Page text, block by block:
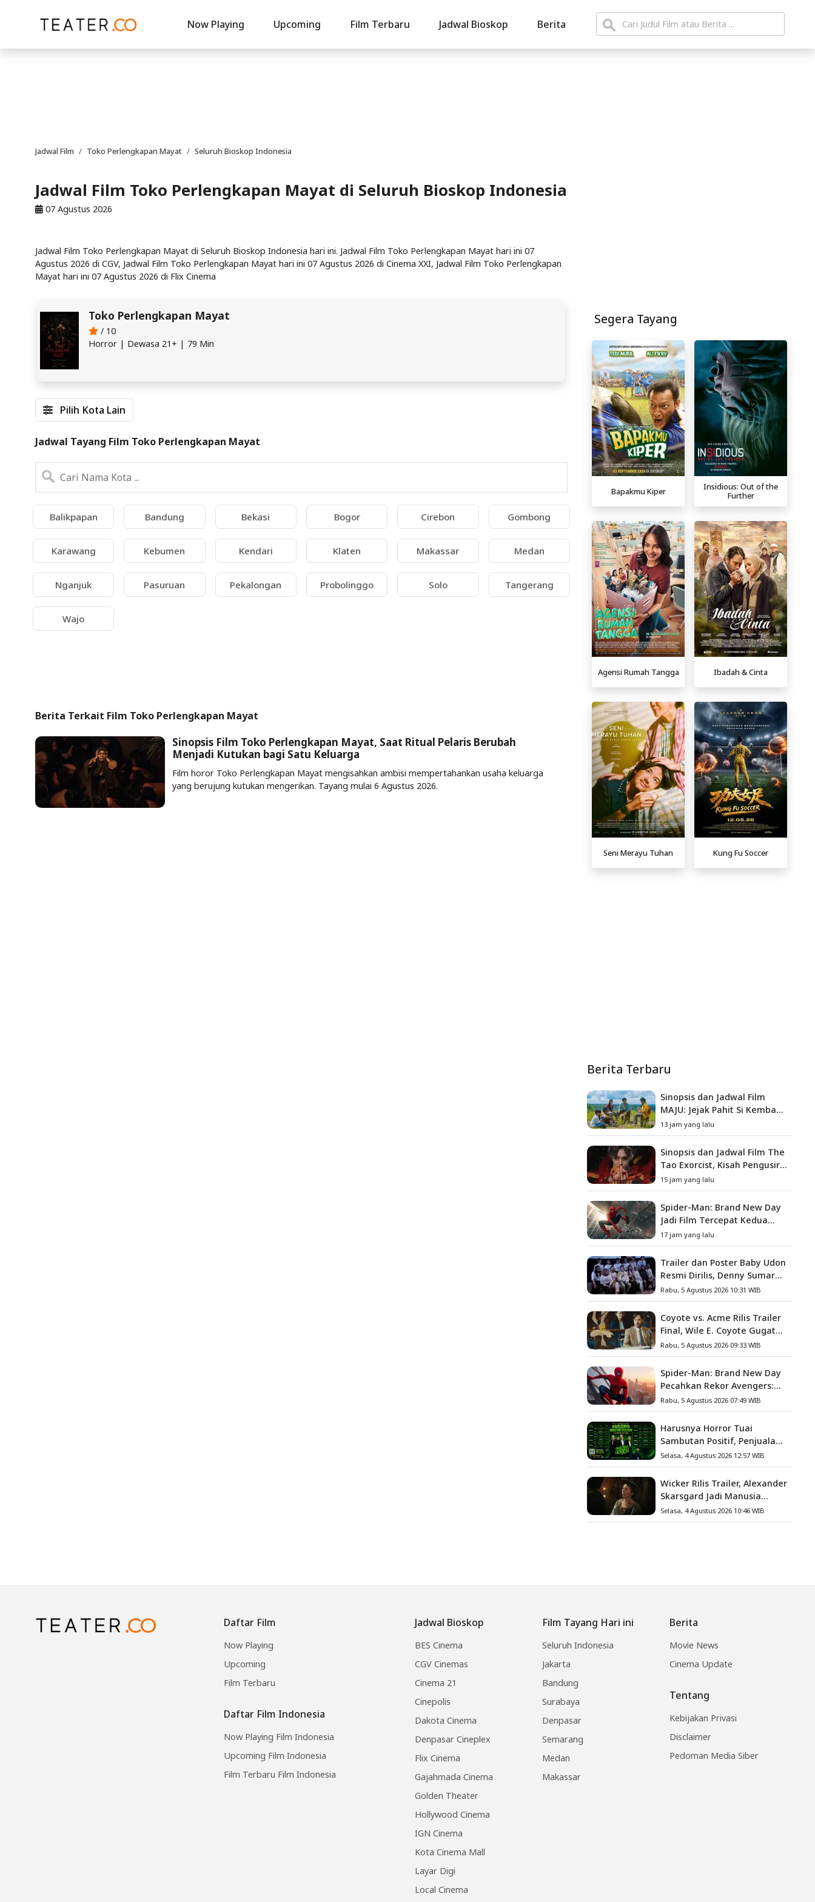
Now Playing Upcoming Film Terbaru Jadwal Bioskop Berita
Jadwal Film Toko Perlengkapan Mayat Seluruh Bioskop Indonesia
Jadwal Film Toko Perlengkapan Mayat di Seluruh Bioskop Indonesia
07 Agustus 2026
Jadwal Film Toko Perlengkapan Mayat di Seluruh Bioskop Indonesia hari ini. Jadwal Film Toko Perlengkapan Mayat hari ini 07
Agustus 2026 di CGV, Jadwal Film Toko Perlengkapan Mayat hari ini 07 Agustus 2026 di Cinema XXI, Jadwal Film Toko Perlengkapan
Mayat hari ini 07 Agustus 2026 di Flix Cinema
Toko Perlengkapan Mayat
/ 10
Horror | Dewasa 21+ | 79 Min
Pilih Kota Lain
Jadwal Tayang Film Toko Perlengkapan Mayat
Balikpapan Bandung Bekasi Bogor Cirebon Gombong
Karawang Kebumen Kendari Klaten Makassar Medan
Nganjuk Pasuruan Pekalongan Probolinggo Solo Tangerang
Wajo
Berita Terkait Film Toko Perlengkapan Mayat
Sinopsis Film Toko Perlengkapan Mayat, Saat Ritual Pelaris Berubah
Menjadi Kutukan bagi Satu Keluarga
Film horor Toko Perlengkapan Mayat mengisahkan ambisi mempertahankan usaha keluarga
yang berujung kutukan mengerikan. Tayang mulai 6 Agustus 2026.
Segera Tayang
Bapakmu Kiper
Insidious: Out of the
Further
Agensi Rumah Tangga Ibadah & Cinta
Seni Merayu Tuhan Kung Fu Soccer
Berita Terbaru
Sinopsis dan Jadwal Film
MAJU: Jejak Pahit Si Kembang
Gula, Misteri Hilangnya
Bagas di Lokasi Jambore
13 jam yang lalu
Sinopsis dan Jadwal Film The
Tao Exorcist, Kisah Pengusir
Setan Melawan Kutukan
Mematikan
15 jam yang lalu
Spider-Man: Brand New Day
Jadi Film Tercepat Kedua
yang Berhasil Tembus US$1
Miliar
17 jam yang lalu
Trailer dan Poster Baby Udon
Resmi Dirilis, Denny Sumargo
Angkat Kisah Nyata Fanny
Kondoh
Rabu, 5 Agustus 2026 10:31 WIB
Coyote vs. Acme Rilis Trailer
Final, Wile E. Coyote Gugat
Acme Corporation ke
Pengadilan
Rabu, 5 Agustus 2026 09:33 WIB
Spider-Man: Brand New Day
Pecahkan Rekor Avengers:
Endgame, Cetak Debut Box
Office Terbesar Sepanjang
Sejarah
Rabu, 5 Agustus 2026 07:49 WIB
Harusnya Horror Tuai
Sambutan Positif, Penjualan
Tiket ATS Ludes Terjual
Selasa, 4 Agustus 2026 12:57 WIB
Wicker Rilis Trailer, Alexander
Skarsgard Jadi Manusia
Anyaman Jerami dalam
Romansa Paling Nyeleneh
Selasa, 4 Agustus 2026 10:46 WIB
Daftar Film
Now Playing
Upcoming
Film Terbaru
Daftar Film Indonesia
Now Playing Film Indonesia
Upcoming Film Indonesia
Film Terbaru Film Indonesia
Jadwal Bioskop
BES Cinema
CGV Cinemas
Cinema 21
Cinepolis
Dakota Cinema
Denpasar Cineplex
Flix Cinema
Gajahmada Cinema
Golden Theater
Hollywood Cinema
IGN Cinema
Kota Cinema Mall
Layar Digi
Local Cinema
Film Tayang Hari ini
Seluruh Indonesia
Jakarta
Bandung
Surabaya
Denpasar
Semarang
Medan
Makassar
Berita
Movie News
Cinema Update
Tentang
Kebijakan Privasi
Disclaimer
Pedoman Media Siber